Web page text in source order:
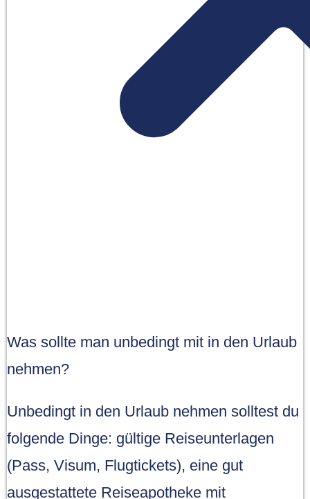
Was sollte man unbedingt mit in den Urlaub
nehmen?
Unbedingt in den Urlaub nehmen solltest du
folgende Dinge: gültige Reiseunterlagen
(Pass, Visum, Flugtickets), eine gut
ausgestattete Reiseapotheke mit